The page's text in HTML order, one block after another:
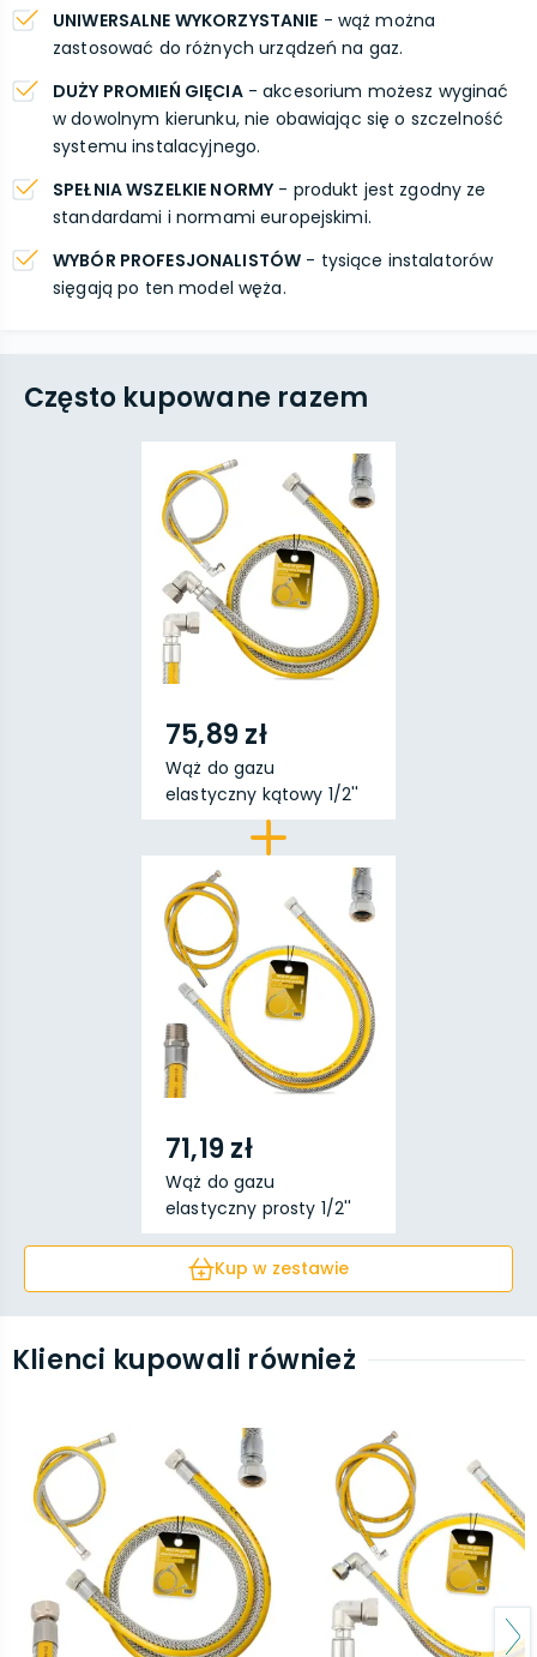
UNIWERSALNE WYKORZYSTANIE - wąż można
zastosować do różnych urządzeń na gaz.
DUŻY PROMIEŃ GIĘCIA- akcesorium możesz wyginać
w dowolnym kierunku, nie obawiając się o szczelność
systemu instalacyjnego.
SPEŁNIA WSZELKIE NORMY - produkt jest zgodny ze
standardami i normami europejskimi.
WYBÓR PROFESJONALISTÓW - tysiące instalatorów
sięgają po ten model węża.
Często kupowane razem
75,89 zł
Wąż do gazu
elastyczny kątowy 1/2''
GW x...
71,19 zł
Wąż do gazu
elastyczny prosty 1/2''
GW x...
Kup w zestawie
Klienci kupowali również